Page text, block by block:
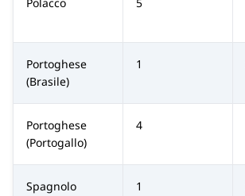
Portoghese
(Brasile)
1
Portoghese
(Portogallo)
4
Spagnolo 1